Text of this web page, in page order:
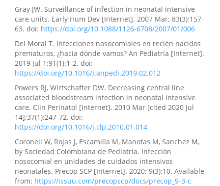
Gray JW. Surveillance of infection in neonatal intensive
care units. Early Hum Dev [Internet]. 2007 Mar; 83(3):157-
63. doi: https://doi.org/10.1088/1126-6708/2007/01/006
Del Moral T. Infecciones nosocomiales en recién nacidos
prematuros, ¿hacia dónde vamos? An Pediatría [Internet].
2019 Jul 1;91(1):1-2. doi:
https://doi.org/10.1016/j.anpedi.2019.02.012
Powers RJ, Wirtschafter DW. Decreasing central line
associated bloodstream infection in neonatal intensive
care. Clin Perinatol [Internet]. 2010 Mar [cited 2020 Jul
14];37(1):247-72. doi:
https://doi.org/10.1016/j.clp.2010.01.014
Coronell W, Rojas J, Escamilla M, Manotas M, Sanchez M,
by Sociedad Colombiana de Pediatría. Infección
nosocomial en unidades de cuidados intensivos
neonatales. Precop SCP [Internet]. 2020; 9(3):10. Available
from: https://issuu.com/precopscp/docs/precop_9-3-c